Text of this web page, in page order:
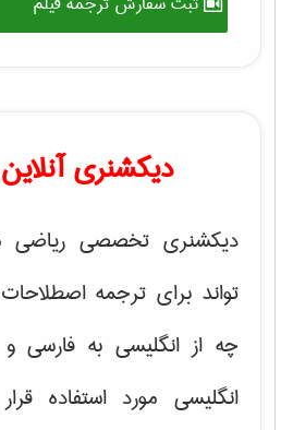
دیکشنری
دیکشنری تخصصی ریاضی
تواند برای ترجمه
چه از انگلیسی به فارسی
انگلیسی مورد استفاده